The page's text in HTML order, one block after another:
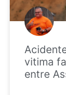
vitima
entre